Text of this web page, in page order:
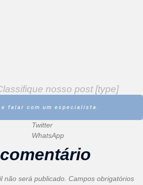
nosso post [type]
falar com um especialista.
Twitter
WhatsApp
não será publicado. Campos obrigatórios